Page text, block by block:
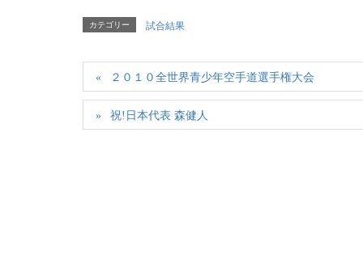
カテゴリー 試合結果
２０１０全世界青少年空手道選手権大会
祝!日本代表 森健人